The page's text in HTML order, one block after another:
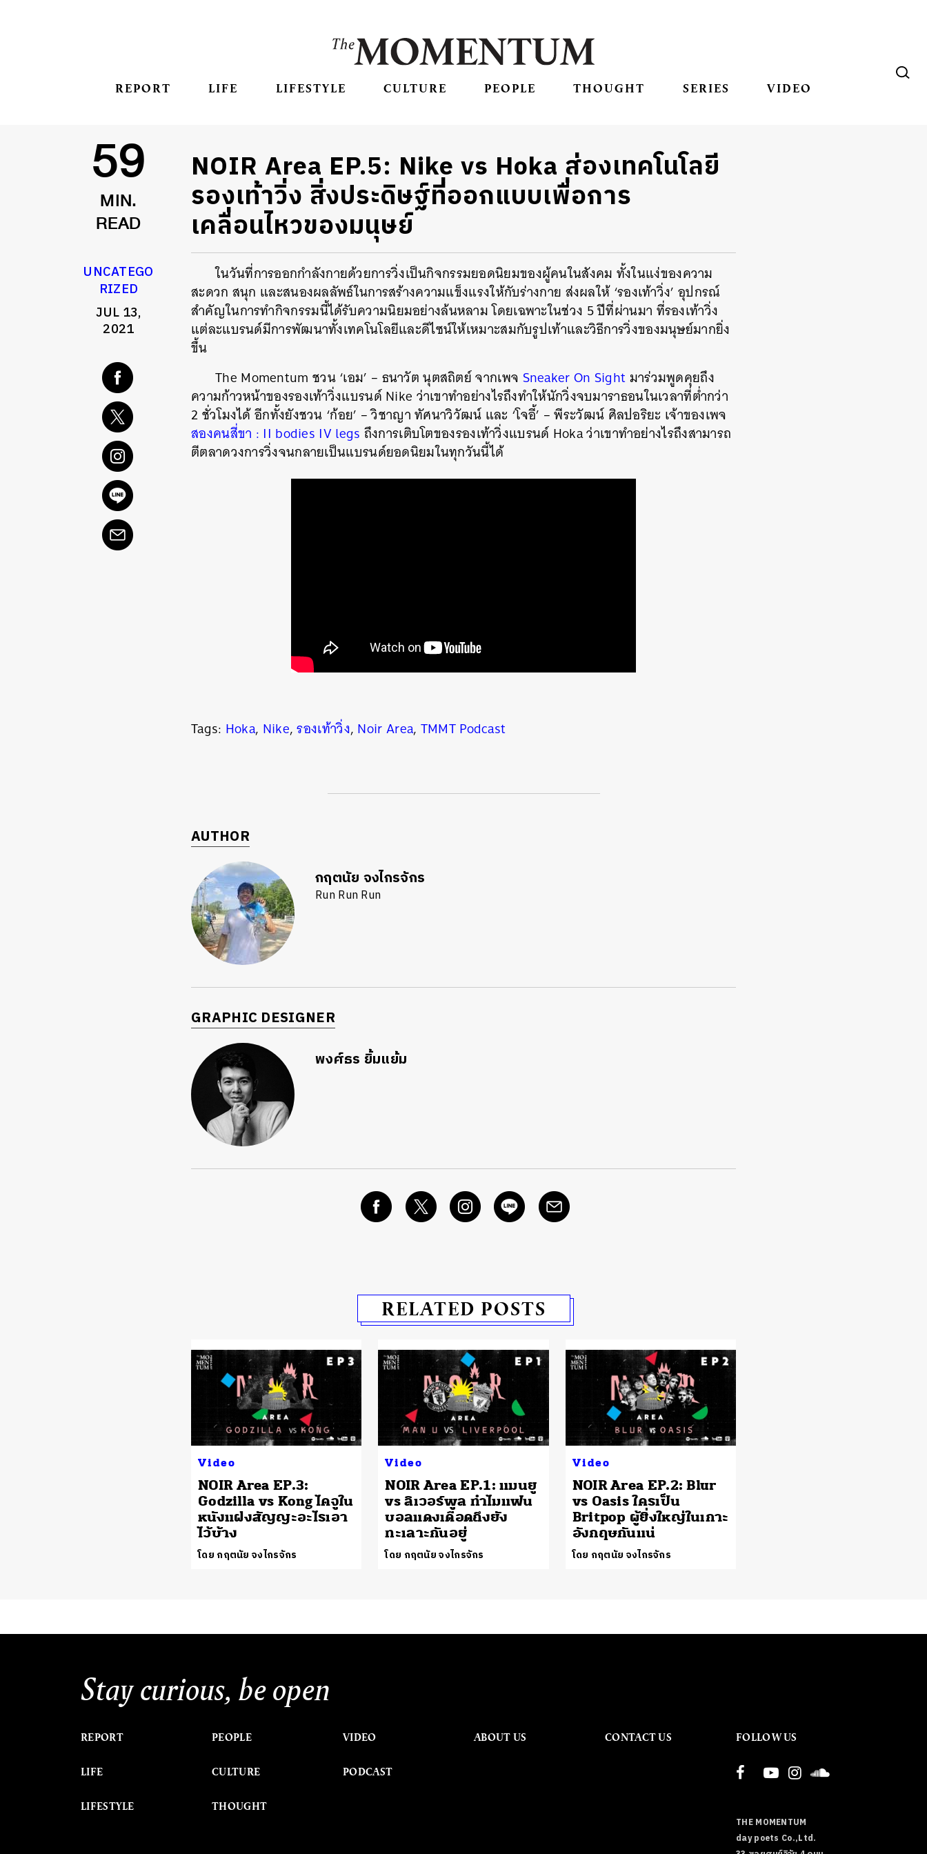
REPORT LIFE LIFESTYLE CULTURE PEOPLE THOUGHT SERIES VIDEO
59
MIN.
READ
UNCATEGO
RIZED
JUL 13,
2021
NOIR Area EP.5: Nike vs Hoka ส่องเทคโนโลยี
รองเท้าวิ่ง สิ่งประดิษฐ์ที่ออกแบบเพื่อการ
เคลื่อนไหวของมนุษย์
ในวันที่การออกกำลังกายด้วยการวิ่งเป็นกิจกรรมยอดนิยมของผู้คนในสังคม ทั้งในแง่ของความ
สะดวก สนุก และสนองผลลัพธ์ในการสร้างความแข็งแรงให้กับร่างกาย ส่งผลให้ ‘รองเท้าวิ่ง’ อุปกรณ์
สำคัญในการทำกิจกรรมนี้ได้รับความนิยมอย่างล้นหลาม โดยเฉพาะในช่วง 5 ปีที่ผ่านมา ที่รองเท้าวิ่ง
แต่ละแบรนด์มีการพัฒนาทั้งเทคโนโลยีและดีไซน์ให้เหมาะสมกับรูปเท้าและวิธีการวิ่งของมนุษย์มากยิ่ง
ขึ้น
The Momentum ชวน ‘เอม’ – ธนาวัต นุตสถิตย์ จากเพจ Sneaker On Sightมาร่วมพูดคุยถึง
ความก้าวหน้าของรองเท้าวิ่งแบรนด์ Nike ว่าเขาทำอย่างไรถึงทำให้นักวิ่งจบมาราธอนในเวลาที่ต่ำกว่า
2 ชั่วโมงได้ อีกทั้งยังชวน ‘ก้อย’ – วิชาญา ทัศนาวิวัฒน์ และ ‘โจอี้’ – พีระวัฒน์ ศิลปอริยะ เจ้าของเพจ
สองคนสี่ขา : II bodies IV legs ถึงการเติบโตของรองเท้าวิ่งแบรนด์ Hoka ว่าเขาทำอย่างไรถึงสามารถ
ตีตลาดวงการวิ่งจนกลายเป็นแบรนด์ยอดนิยมในทุกวันนี้ได้
Tags: Hoka, Nike,รองเท้าวิ่ง, Noir Area, TMMT Podcast
AUTHOR
กฤตนัย จงไกรจักร
Run Run Run
GRAPHIC DESIGNER
พงศ์ธร ยิ้มแย้ม
RELATED POSTS
Video
NOIR Area EP.3:
Godzilla vs Kong ไคจูใน
หนังแฝงสัญญะอะไรเอา
ไว้บ้าง
โดย กฤตนัย จงไกรจักร
Video
NOIR Area EP.1: แมนยู
vs ลิเวอร์พูล ทำไมแฟน
บอลแดงเดือดถึงยัง
ทะเลาะกันอยู่
โดย กฤตนัย จงไกรจักร
Video
NOIR Area EP.2: Blur
vs Oasis ใครเป็น
Britpop ผู้ยิ่งใหญ่ในเกาะ
อังกฤษกันแน่
โดย กฤตนัย จงไกรจักร
Stay curious, be open
REPORT
LIFE
LIFESTYLE
PEOPLE
CULTURE
THOUGHT
VIDEO
PODCAST
ABOUT US CONTACT US FOLLOW US
THE MOMENTUM
day poets Co.,Ltd.